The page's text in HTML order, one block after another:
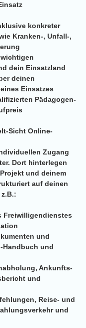
konkreter
Kranken-, Unfall-,
dein Einsatzland
deinen
Einsatzes
Pädagogen-
Sicht Online-
Zugang
Dort hinterlegen
und deinem
auf deinen
Freiwilligendienstes
und
Handbuch und
Ankunfts-
und
Reise- und
und